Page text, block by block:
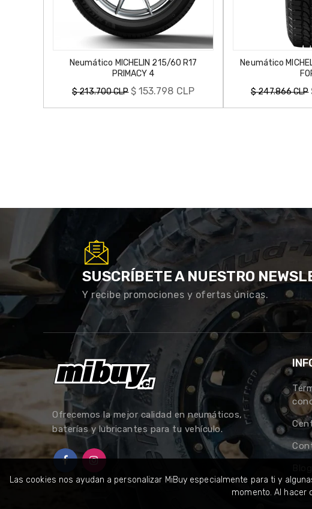
Neumático MICHELIN 215/60 R17
PRIMACY 4
$ 213.700 CLP$ 153.798 CLP
Neumático MICHELIN
$ 247.866 CLP$
SUSCRÍBETE A NUESTRO
Y recibe promociones y ofertas únicas.
Ofrecemos la mejor calidad en neumáticos,
baterías y lubricantes para tu vehículo.
Las cookies nos ayudan a personalizar MiBuy especialmente para ti y
momento. Al hacer